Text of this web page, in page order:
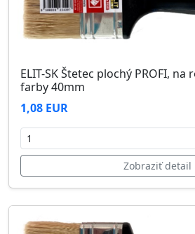
ELIT-SK Štetec plochý PROFI,
farby 40mm
1,08 EUR
Zobraziť detail